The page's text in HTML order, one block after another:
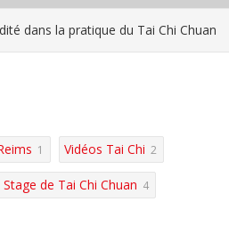
dans la pratique du Tai Chi Chuan
1 Vidéos Tai Chi 2
Stage de Tai Chi Chuan 4